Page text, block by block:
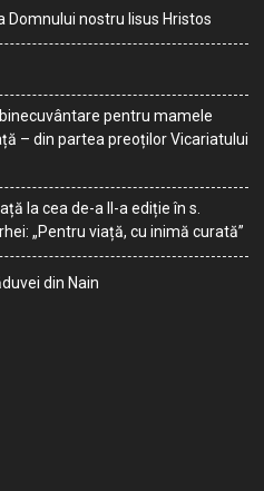
Domnului nostru Iisus Hristos
pentru mamele
– din partea preoților Vicariatului
la cea de-a II-a ediție în s.
„Pentru viață, cu inimă curată”
din Nain